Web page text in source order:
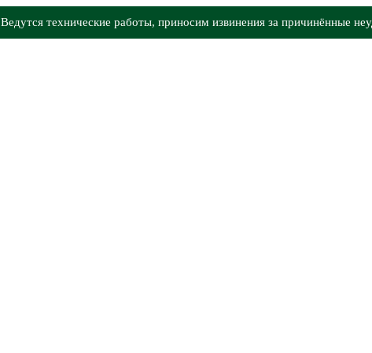
Ведутся технические работы, приносим извинения за причинённые